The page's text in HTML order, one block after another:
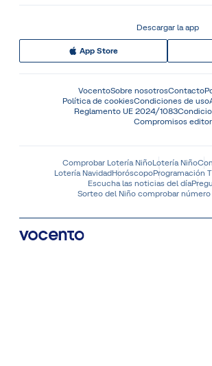
Descargar la app
App Store
VocentoSobre nosotrosContacto
Política de cookiesCondiciones de uso
Reglamento UE 2024/1083
Compromisos
Comprobar Lotería NiñoLotería Niño
Lotería NavidadHoróscopoProgramación
Escucha las noticias del día
Sorteo del Niño comprobar número